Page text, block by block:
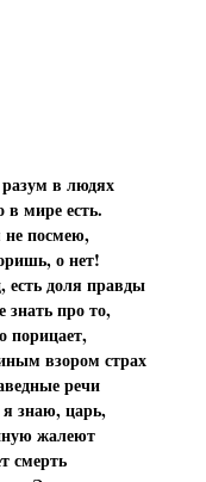
в людях
в мире есть.
не посмею,
о нет!
есть доля правды
знать про то,
порицает,
взором страх
речи
знаю, царь,
жалеют
смерть